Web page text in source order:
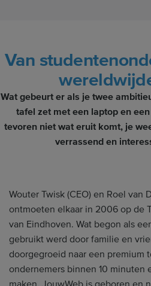
Van
Wat gebeurt er als je twee
tafel zet met een laptop en
tevoren niet wat eruit komt, je
verrassend en
Wouter Twisk (CEO) en Roel van
ontmoeten elkaar in 2006 op de
van Eindhoven. Wat begon als
gebruikt werd door familie en
doorgegroeid naar een premium
ondernemers binnen 10 minuten